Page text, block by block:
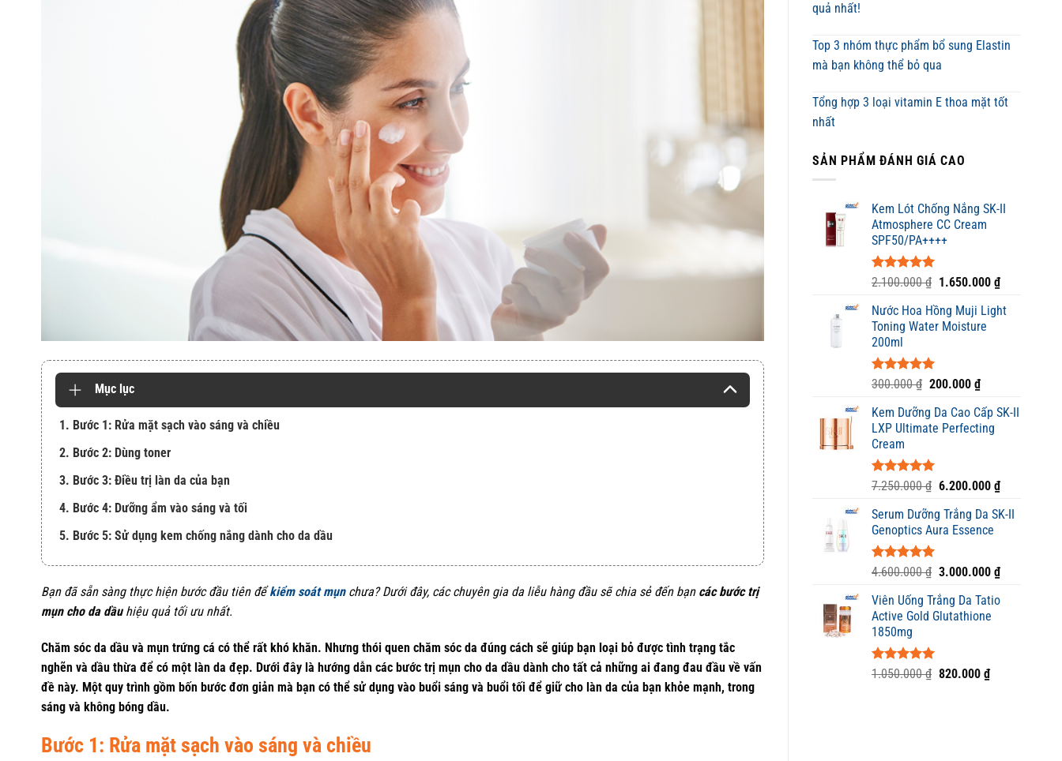
Mục lục
1. Bước 1: Rửa mặt sạch vào sáng và chiều
2. Bước 2: Dùng toner
3. Bước 3: Điều trị làn da của bạn
4. Bước 4: Dưỡng ẩm vào sáng và tối
5. Bước 5: Sử dụng kem chống nắng dành cho da dầu
Bạn đã sẵn sàng thực hiện bước đầu tiên đểkiểm soát mụnchưa? Dưới đây, các chuyên gia da liễu hàng đầu sẽ chia sẻ đến bạn các bước trị
mụn cho da dầu hiệu quả tối ưu nhất.
Chăm sóc da dầu và mụn trứng cá có thể rất khó khăn. Nhưng thói quen chăm sóc da đúng cách sẽ giúp bạn loại bỏ được tình trạng tắc
nghẽn và dầu thừa để có một làn da đẹp. Dưới đây là hướng dẫn các bước trị mụn cho da dầu dành cho tất cả những ai đang đau đầu về vấn
đề này. Một quy trình gồm bốn bước đơn giản mà bạn có thể sử dụng vào buổi sáng và buổi tối để giữ cho làn da của bạn khỏe mạnh, trong
sáng và không bóng dầu.
Bước 1: Rửa mặt sạch vào sáng và chiều
quả nhất!
Top 3 nhóm thực phẩm bổ sung Elastin
mà bạn không thể bỏ qua
Tổng hợp 3 loại vitamin E thoa mặt tốt
nhất
SẢN PHẨM ĐÁNH GIÁ CAO
Kem Lót Chống Nắng SK-II
Atmosphere CC Cream
SPF50/PA++++
Được xếp
5 sao
2.100.000₫ Giá
là:
2.100.000 ₫.
1.650.000 ₫Giá
tại
Nước Hoa Hồng Muji Light
Toning Water Moisture
200ml
Được xếp
5.00
5 sao
300.000₫ Giá
là:
300.000 ₫.
200.000 ₫Giá
tại
là:
Kem Dưỡng Da Cao Cấp SK-II
LXP Ultimate Perfecting
Cream
Được xếp
5 sao
7.250.000₫ Giá
là:
7.250.000 ₫.
6.200.000 ₫Giá
tại
Serum Dưỡng Trắng Da SK-II
Genoptics Aura Essence
Được xếp
5 sao
4.600.000₫ Giá
là:
4.600.000 ₫.
3.000.000 ₫Giá
tại
Viên Uống Trắng Da Tatio
Active Gold Glutathione
1850mg
Được xếp
1.050.000₫ Giá
820.000 ₫Giá